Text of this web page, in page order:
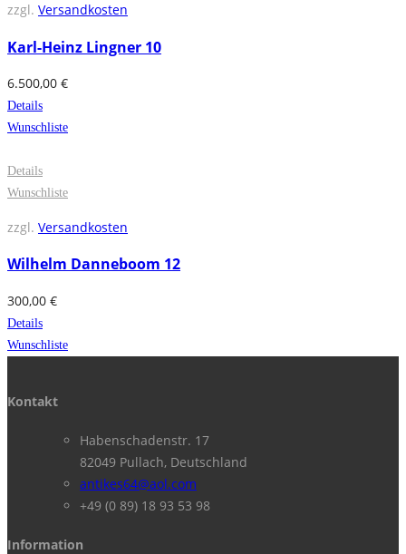
zzgl. Versandkosten
Karl-Heinz Lingner 10
6.500,00 €
Details
Wunschliste
Details
Wunschliste
zzgl. Versandkosten
Wilhelm Danneboom 12
300,00 €
Details
Wunschliste
Kontakt
Habenschadenstr. 17
82049 Pullach, Deutschland
antikes64@aol.com
+49 (0 89) 18 93 53 98
Information